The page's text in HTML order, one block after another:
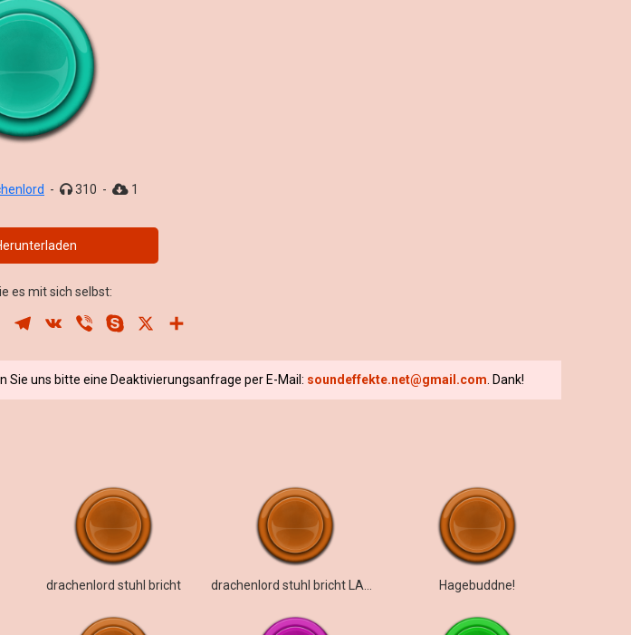
- 310 - 1
es mit sich selbst:
LinkedInTelegram
VK Viber Skype
Sie uns bitte eine Deaktivierungsanfrage per E-Mail: soundeffekte.net@gmail.com . Dank!
drachenlord stuhl bricht Hagebuddne!